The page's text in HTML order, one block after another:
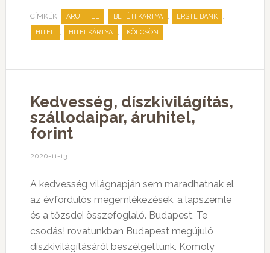
CÍMKÉK: ÁRUHITEL , BETÉTI KÁRTYA , ERSTE BANK ,
HITEL , HITELKÁRTYA , KÖLCSÖN
Kedvesség, díszkivilágítás,
szállodaipar, áruhitel,
forint
2020-11-13
A kedvesség világnapján sem maradhatnak el
az évfordulós megemlékezések, a lapszemle
és a tőzsdei összefoglaló. Budapest, Te
csodás! rovatunkban Budapest megújuló
díszkivilágításáról beszélgettünk. Komoly